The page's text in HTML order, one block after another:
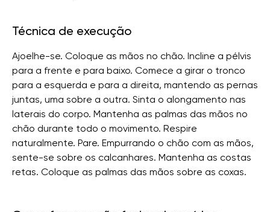
Técnica de execução
Ajoelhe-se. Coloque as mãos no chão. Incline a pélvis
para a frente e para baixo. Comece a girar o tronco
para a esquerda e para a direita, mantendo as pernas
juntas, uma sobre a outra. Sinta o alongamento nas
laterais do corpo. Mantenha as palmas das mãos no
chão durante todo o movimento. Respire
naturalmente. Pare. Empurrando o chão com as mãos,
sente-se sobre os calcanhares. Mantenha as costas
retas. Coloque as palmas das mãos sobre as coxas.